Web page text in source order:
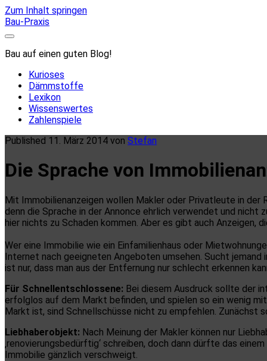
Zum Inhalt springen
Bau-Praxis
Bau auf einen guten Blog!
Kurioses
Dämmstoffe
Lexikon
Wissenswertes
Zahlenspiele
Published 11. März 2014 von Stefan
Die Sprache von
Mit Immobilienanzeigen wollen Makler oder Privatleute in der
denn die Sprache in der Annonce ehrlich verwendet und
hier nichts zu Schaden kommen. Aber es gibt auch Anzeigen,
Wer eine Immobilie wie ein Einfamilienhaus oder
Internet nach geeigneten Angeboten umsehen. Sucht
ist nur, dass man aus der Entfernung nur schlecht erkennen
Für Schnellentschlossene: Bei diesem Ausdruck sollte der
erfolglos auf dem Markt befinden, und spielen so ein wenig
Markt ist, sind Schnellschüsse nicht zu empfehlen. Zunächst
Liebhaberobjekt: Nach Meinung der Makler können nur
‚renovierungsbedürftig‘ schreiben, doch dann dürfte das
Immobilie gänzlich verschweigt.